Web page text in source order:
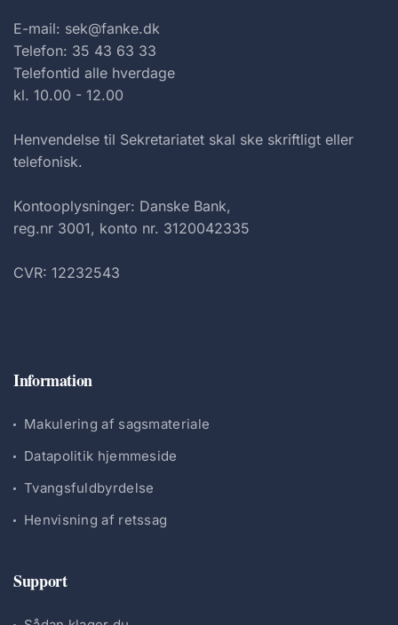
E-mail: sek@fanke.dk
Telefon: 35 43 63 33
Telefontid alle hverdage
kl. 10.00 - 12.00
Henvendelse til Sekretariatet skal ske skriftligt eller
telefonisk.
Kontooplysninger: Danske Bank,
reg.nr 3001, konto nr. 3120042335
CVR: 12232543
Information
Makulering af sagsmateriale
Datapolitik hjemmeside
Tvangsfuldbyrdelse
Henvisning af retssag
Support